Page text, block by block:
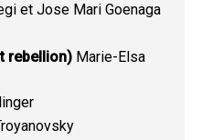
et Jose Mari Goenaga
rebellion) Marie-Elsa